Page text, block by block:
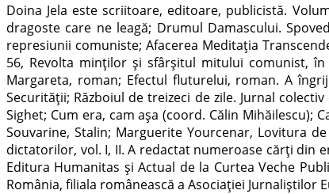
Doina Jela este scriitoare, editoare, publicistă.
dragoste care ne leagă; Drumul Damascului.
represiunii comuniste; Afacerea Meditaţia
56, Revolta minţilor şi sfârşitul mitului comunist,
Margareta, roman; Efectul fluturelui, roman. A
Securităţii; Războiul de treizeci de zile. Jurnal
Sighet; Cum era, cam aşa (coord. Călin Mihăilescu);
Souvarine, Stalin; Marguerite Yourcenar, Lovitura
dictatorilor, vol. I, II. A redactat numeroase cărţi din
Editura Humanitas și Actual de la Curtea Veche
România, filiala românească a Asociaţiei Jurnaliştilor